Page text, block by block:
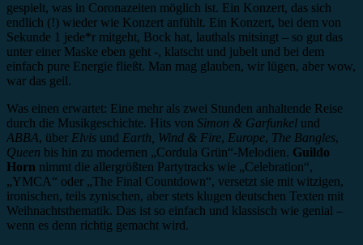
gespielt, was in Coronazeiten möglich ist. Ein Konzert, das sich
endlich (!) wieder wie Konzert anfühlt. Ein Konzert, bei dem von
Sekunde 1 jede*r mitgeht, Bock hat, lauthals mitsingt – so gut das
unter einer Maske eben geht -, klatscht und jubelt und bei dem
einfach pure Energie fließt. Man mag glauben, wir lügen, aber wow,
war das geil.
Was einen erwartet: Eine mehr als zwei Stunden anhaltende Reise
durch die Musikgeschichte. Hits von Simon & Garfunkel und
ABBA, über Elvis und Earth, Wind & Fire, Europe, The Bangles,
Queen bis hin zu modernen „Cordula Grün“-Melodien. Guildo
Horn nimmt die allergrößten Partytracks wie „Celebration“,
„YMCA“ oder „The Final Countdown“, versetzt sie mit witzigen,
ironischen, teils zynischen, aber stets klugen deutschen Texten mit
Weihnachtsthematik. Das ist so einfach und klassisch wie genial –
wenn es denn richtig gemacht wird.